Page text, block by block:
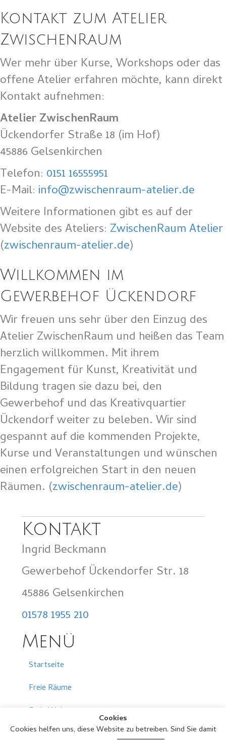
Kontakt zum Atelier
ZwischenRaum
Wer mehr über Kurse, Workshops oder das
offene Atelier erfahren möchte, kann direkt
Kontakt aufnehmen:
Atelier ZwischenRaum
Ückendorfer Straße 18 (im Hof)
45886 Gelsenkirchen
Telefon: 0151 16555951
E-Mail: info@zwischenraum-atelier.de
Weitere Informationen gibt es auf der
Website des Ateliers: ZwischenRaum Atelier
(zwischenraum-atelier.de)
Willkommen im
Gewerbehof Ückendorf
Wir freuen uns sehr über den Einzug des
Atelier ZwischenRaum und heißen das Team
herzlich willkommen. Mit ihrem
Engagement für Kunst, Kreativität und
Bildung tragen sie dazu bei, den
Gewerbehof und das Kreativquartier
Ückendorf weiter zu beleben. Wir sind
gespannt auf die kommenden Projekte,
Kurse und Veranstaltungen und wünschen
einen erfolgreichen Start in den neuen
Räumen. (zwischenraum-atelier.de)
Kontakt
Ingrid Beckmann
Gewerbehof Ückendorfer Str. 18
45886 Gelsenkirchen
01578 1955 210
Menü
Startseite
Freie Räume
Freie Wohnungen
Neuigkeiten
Cookies
Cookies helfen uns, diese Website zu betreiben. Sind Sie damit